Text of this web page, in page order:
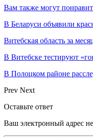
Вам также могут
В Беларуси объявили
Витебская область за
В Витебске тестируют
В Полоцком районе
Prev Next
Оставьте ответ
Ваш электронный адрес